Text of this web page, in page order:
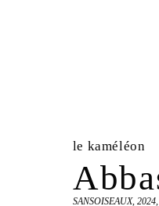
le kaméléon
SANSOISEAUX,